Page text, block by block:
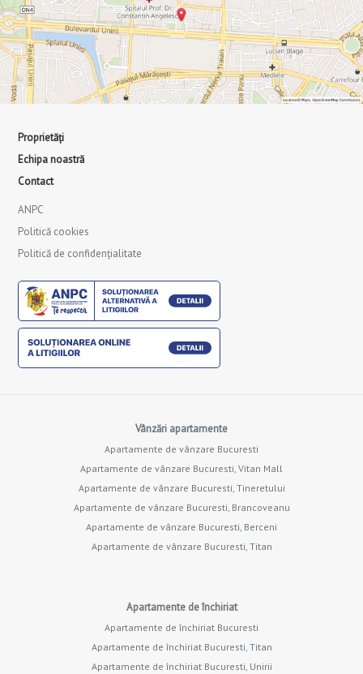
Proprietăți
Echipa noastră
Contact
ANPC
Politică cookies
Politică de confidențialitate
Vânzări apartamente
Apartamente de vânzare Bucuresti
Apartamente de vânzare Bucuresti, Vitan Mall
Apartamente de vânzare Bucuresti, Tineretului
Apartamente de vânzare Bucuresti, Brancoveanu
Apartamente de vânzare Bucuresti, Berceni
Apartamente de vânzare Bucuresti, Titan
Apartamente de închiriat
Apartamente de închiriat Bucuresti
Apartamente de închiriat Bucuresti, Titan
Apartamente de închiriat Bucuresti, Unirii